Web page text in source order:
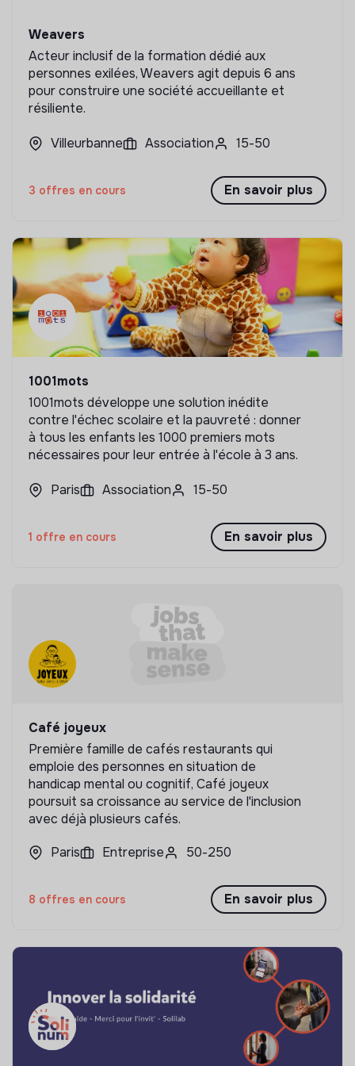
Weavers
Acteur inclusif de la formation dédié aux
personnes exilées, Weavers agit depuis 6 ans
pour construire une société accueillante et
résiliente.
Villeurbanne Association 15-50
3 offres en cours En savoir plus
1001mots
1001mots développe une solution inédite
contre l'échec scolaire et la pauvreté : donner
à tous les enfants les 1000 premiers mots
nécessaires pour leur entrée à l'école à 3 ans.
Paris Association 15-50
1 offre en cours En savoir plus
Café joyeux
Première famille de cafés restaurants qui
emploie des personnes en situation de
handicap mental ou cognitif, Café joyeux
poursuit sa croissance au service de l'inclusion
avec déjà plusieurs cafés.
Paris
Entreprise 50-250
8 offres en cours En savoir plus